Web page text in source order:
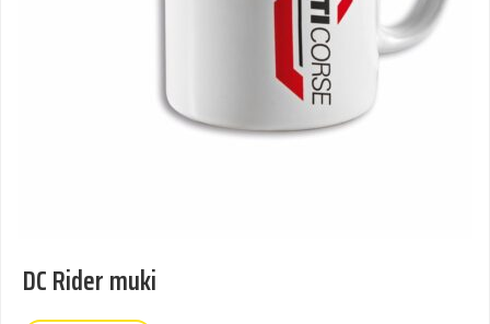
DC Rider muki